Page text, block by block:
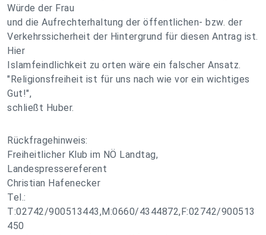
Würde der Frau
und die Aufrechterhaltung der öffentlichen- bzw. der
Verkehrssicherheit der Hintergrund für diesen Antrag ist.
Hier
Islamfeindlichkeit zu orten wäre ein falscher Ansatz.
"Religionsfreiheit ist für uns nach wie vor ein wichtiges
Gut!",
schließt Huber.
Rückfragehinweis:
Freiheitlicher Klub im NÖ Landtag,
Landespressereferent
Christian Hafenecker
Tel.:
T:02742/900513443,M:0660/4344872,F:02742/900513
450